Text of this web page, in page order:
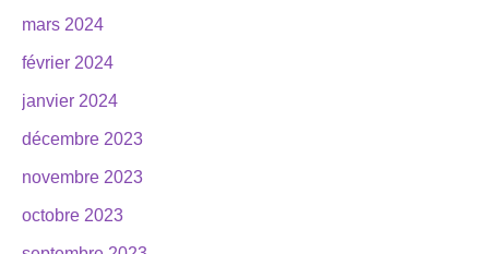
mars 2024
février 2024
janvier 2024
décembre 2023
novembre 2023
octobre 2023